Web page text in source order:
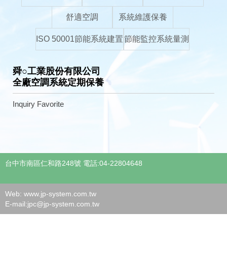
舒適空調 系統維護保養
ISO 50001節能系統建置節能監控系統量測
舜○工業股份有限公司
全廠空調系統定期保養
Inquiry Favorite
台中市南區仁和路248號 電話:04-22804648
Web: www.jp-system.com.tw
E-mail:jpc@jp-system.com.tw